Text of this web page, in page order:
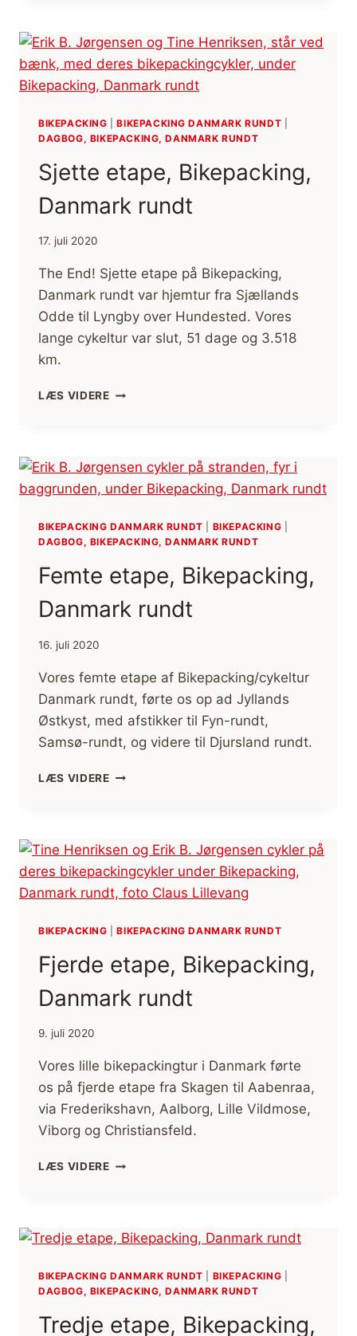
BIKEPACKING |BIKEPACKING DANMARK RUNDT
DAGBOG, BIKEPACKING, DANMARK RUNDT
Sjette etape, Bikepacking,
Danmark rundt
17. juli 2020
The End! Sjette etape på Bikepacking,
Danmark rundt var hjemtur fra Sjællands
Odde til Lyngby over Hundested. Vores
lange cykeltur var slut, 51 dage og 3.518
km.
LÆS VIDERESJETTE
BIKEPACKING DANMARK RUNDT BIKEPACKING
DAGBOG, BIKEPACKING, DANMARK RUNDT
Femte etape, Bikepacking,
Danmark rundt
16. juli 2020
Vores femte etape af Bikepacking/cykeltur
Danmark rundt, førte os op ad Jyllands
Østkyst, med afstikker til Fyn-rundt,
Samsø-rundt, og videre til Djursland rundt.
LÆS VIDEREFEMTE
BIKEPACKING |BIKEPACKING DANMARK RUNDT
Fjerde etape, Bikepacking,
Danmark rundt
9. juli 2020
Vores lille bikepackingtur i Danmark førte
os på fjerde etape fra Skagen til Aabenraa,
via Frederikshavn, Aalborg, Lille Vildmose,
Viborg og Christiansfeld.
LÆS VIDEREFJERDE
RUNDT
BIKEPACKING DANMARK RUNDT BIKEPACKING
DAGBOG, BIKEPACKING, DANMARK RUNDT
Tredje etape, Bikepacking,